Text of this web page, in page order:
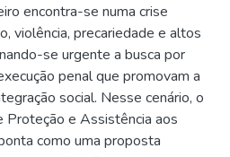
encontra-se numa crise
violência, precariedade e altos
se urgente a busca por
penal que promovam a
social. Nesse cenário, o
e Assistência aos
como uma proposta